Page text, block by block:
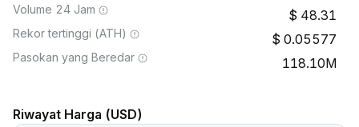
Volume 24 Jam 48.31
Rekor tertinggi (ATH) 0.05577
Pasokan yang Beredar 118.10M
Riwayat Harga (USD)